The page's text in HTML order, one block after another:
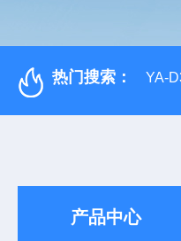
热门搜索： YA-
产品中心